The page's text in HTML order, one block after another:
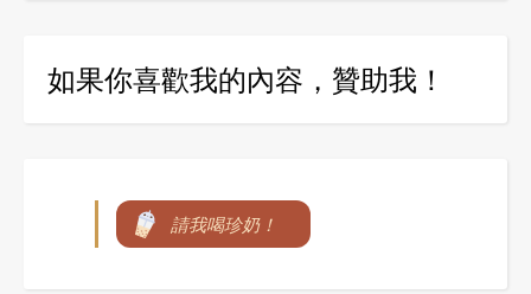
如果你喜歡我的內容，贊助我！
請我喝珍奶！